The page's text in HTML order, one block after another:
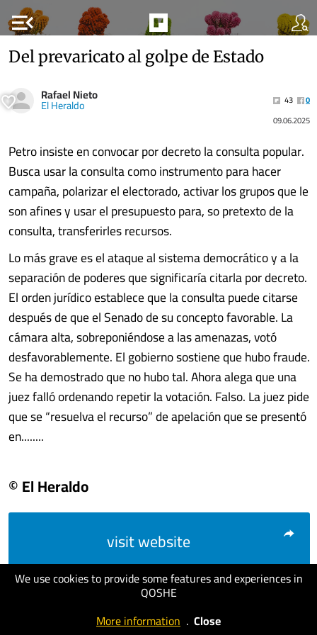
menu_open
We use cookies to provide some features and experiences in
QOSHE
More information . Close
Del prevaricato al golpe de Estado
Rafael Nieto
El Heraldo 43
0
09.06.2025
Petro insiste en convocar por decreto la consulta popular.
Busca usar la consulta como instrumento para hacer
campaña, polarizar el electorado, activar los grupos que le
son afines y usar el presupuesto para, so pretexto de la
consulta, transferirles recursos.
Lo más grave es el ataque al sistema democrático y a la
separación de poderes que significaría citarla por decreto.
El orden jurídico establece que la consulta puede citarse
después de que el Senado de su concepto favorable. La
cámara alta, sobreponiéndose a las amenazas, votó
desfavorablemente. El gobierno sostiene que hubo fraude.
Se ha demostrado que no hubo tal. Ahora alega que una
juez falló ordenando repetir la votación. Falso. La juez pide
que se “resuelva el recurso” de apelación que se presentó
en........
© El Heraldo
visit website